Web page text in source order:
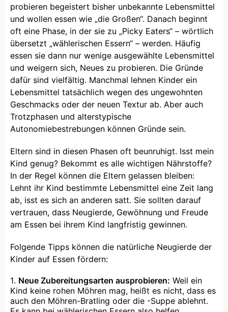
probieren begeistert bisher unbekannte Lebensmittel
und wollen essen wie „die Großen“. Danach beginnt
oft eine Phase, in der sie zu „Picky Eaters“ – wörtlich
übersetzt „wählerischen Essern“ – werden. Häufig
essen sie dann nur wenige ausgewählte Lebensmittel
und weigern sich, Neues zu probieren. Die Gründe
dafür sind vielfältig. Manchmal lehnen Kinder ein
Lebensmittel tatsächlich wegen des ungewohnten
Geschmacks oder der neuen Textur ab. Aber auch
Trotzphasen und alterstypische
Autonomiebestrebungen können Gründe sein.
Eltern sind in diesen Phasen oft beunruhigt. Isst mein
Kind genug? Bekommt es alle wichtigen Nährstoffe?
In der Regel können die Eltern gelassen bleiben:
Lehnt ihr Kind bestimmte Lebensmittel eine Zeit lang
ab, isst es sich an anderen satt. Sie sollten darauf
vertrauen, dass Neugierde, Gewöhnung und Freude
am Essen bei ihrem Kind langfristig gewinnen.
Folgende Tipps können die natürliche Neugierde der
Kinder auf Essen fördern:
Neue Zubereitungsarten ausprobieren: Weil ein
Kind keine rohen Möhren mag, heißt es nicht, dass es
auch den Möhren-Bratling oder die -Suppe ablehnt.